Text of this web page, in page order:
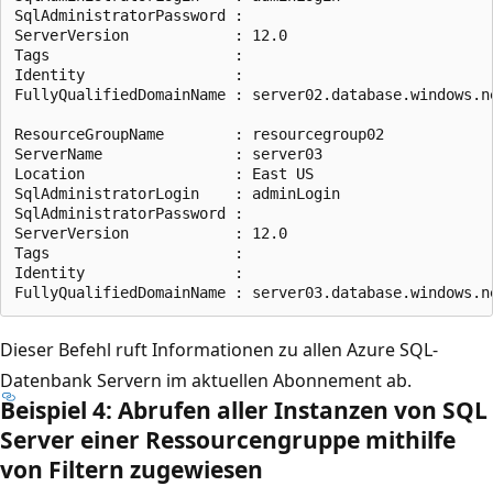
SqlAdministratorPassword :
ServerVersion            : 12.0
Tags                     :
Identity                 :
FullyQualifiedDomainName :
ResourceGroupName        : resourcegroup02
ServerName               : server03
Location                 : East US
SqlAdministratorLogin    : adminLogin
SqlAdministratorPassword :
ServerVersion            : 12.0
Tags                     :
Identity                 :
Dieser Befehl ruft Informationen zu allen Azure SQL-
Datenbank Servern im aktuellen Abonnement ab.
Beispiel 4: Abrufen aller Instanzen von SQL
Server einer Ressourcengruppe mithilfe
von Filtern zugewiesen